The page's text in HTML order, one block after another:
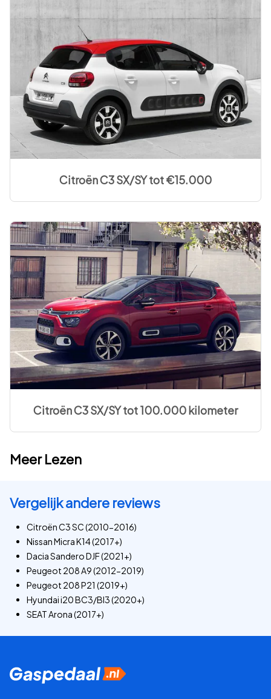
Citroën C3 SX/SY tot €15.000
Citroën C3 SX/SY tot 100.000 kilometer
Meer Lezen
Vergelijk andere reviews
Citroën C3 SC (2010-2016)
Nissan Micra K14 (2017+)
Dacia Sandero DJF (2021+)
Peugeot 208 A9 (2012-2019)
Peugeot 208 P21 (2019+)
Hyundai i20 BC3/BI3 (2020+)
SEAT Arona (2017+)